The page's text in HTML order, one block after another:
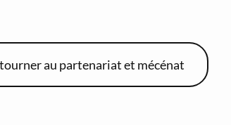
au partenariat et mécénat